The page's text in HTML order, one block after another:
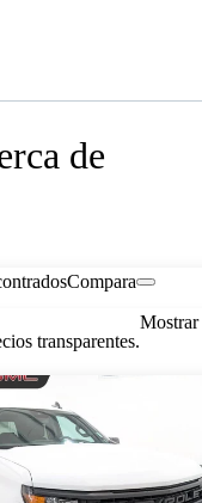
de
Compara
transparentes.
Mostrar